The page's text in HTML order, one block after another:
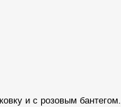
и с розовым бантегом.